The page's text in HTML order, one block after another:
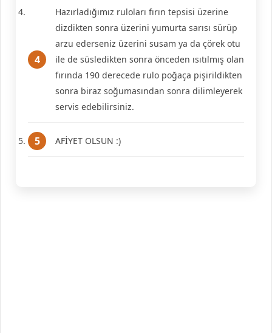
Hazırladığımız ruloları fırın tepsisi üzerine
dizdikten sonra üzerini yumurta sarısı sürüp
arzu ederseniz üzerini susam ya da çörek otu
ile de süsledikten sonra önceden ısıtılmış olan
fırında 190 derecede rulo poğaça pişirildikten
sonra biraz soğumasından sonra dilimleyerek
servis edebilirsiniz.
AFİYET OLSUN :)